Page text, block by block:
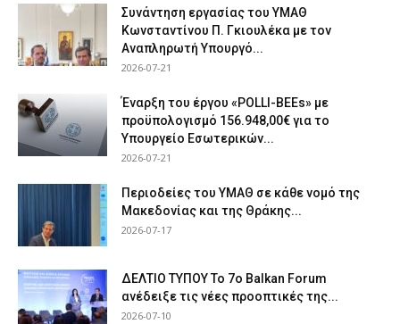
Συνάντηση εργασίας του ΥΜΑΘ
Κωνσταντίνου Π. Γκιουλέκα με τον
Αναπληρωτή Υπουργό...
2026-07-21
Έναρξη του έργου «POLLI-BEEs» με
προϋπολογισμό 156.948,00€ για το
Υπουργείο Εσωτερικών...
2026-07-21
Περιοδείες του ΥΜΑΘ σε κάθε νομό της
Μακεδονίας και της Θράκης...
2026-07-17
ΔΕΛΤΙΟ ΤΥΠΟΥ Το 7ο Balkan Forum
ανέδειξε τις νέες προοπτικές της...
2026-07-10